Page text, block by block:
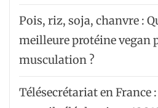
Pois, riz, soja, chanvre :
meilleure protéine vegan
musculation ?
Télésecrétariat en France